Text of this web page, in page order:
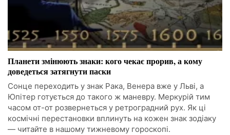
Планети змінюють знаки: кого чекає прорив, а кому
доведеться затягнути паски
Сонце переходить у знак Рака, Венера вже у Льві, а
Юпітер готується до такого ж маневру. Меркурій тим
часом от-от розвернеться у ретроградний рух. Як ці
космічні перестановки вплинуть на кожен знак зодіаку
— читайте в нашому тижневому гороскопі.